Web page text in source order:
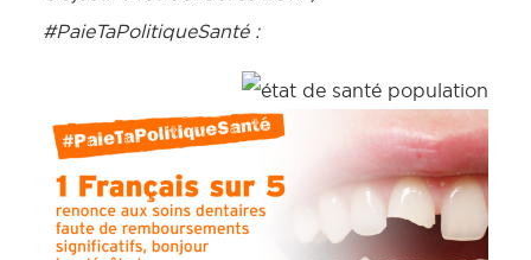
#PaieTaPolitiqueSanté :